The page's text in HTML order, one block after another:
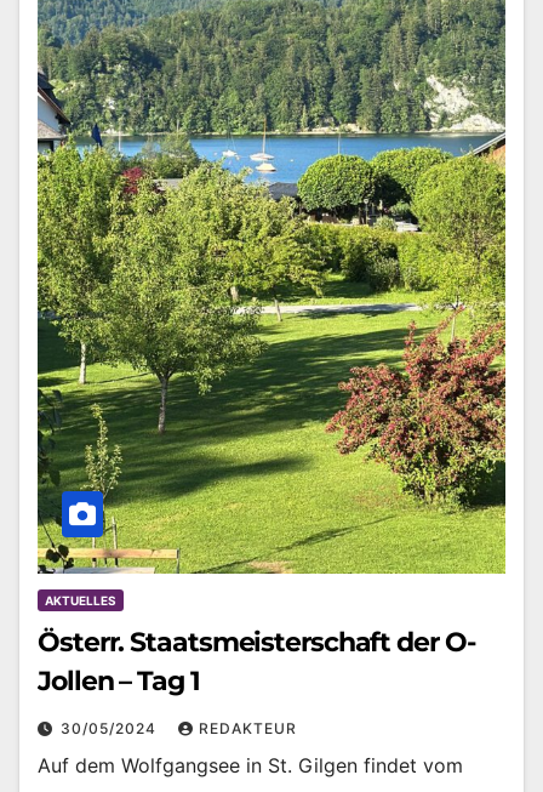
AKTUELLES
Österr. Staatsmeisterschaft der O-
Jollen – Tag 1
30/05/2024 REDAKTEUR
Auf dem Wolfgangsee in St. Gilgen findet vom